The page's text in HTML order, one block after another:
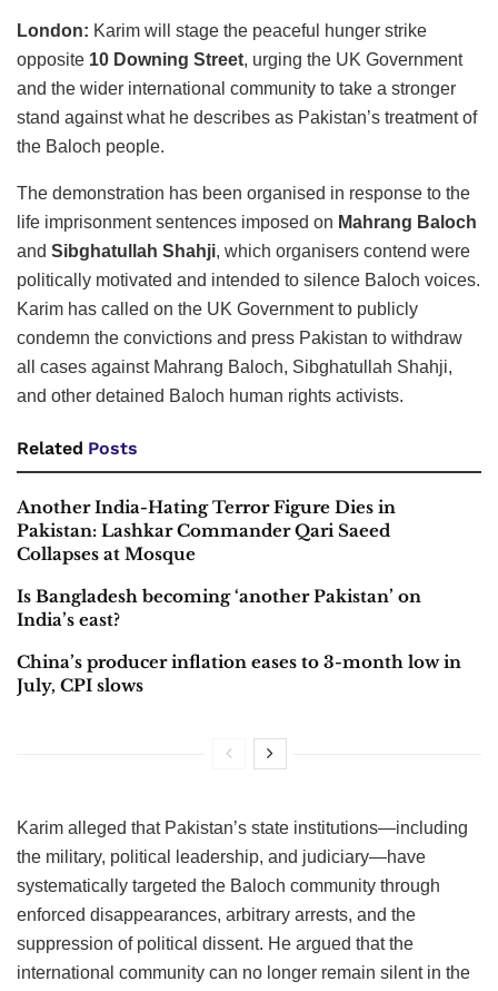
London: Karim will stage the peaceful hunger strike
opposite 10 Downing Street, urging the UK Government
and the wider international community to take a stronger
stand against what he describes as Pakistan’s treatment of
the Baloch people.
The demonstration has been organised in response to the
life imprisonment sentences imposed on Mahrang Baloch
and Sibghatullah Shahji, which organisers contend were
politically motivated and intended to silence Baloch voices.
Karim has called on the UK Government to publicly
condemn the convictions and press Pakistan to withdraw
all cases against Mahrang Baloch, Sibghatullah Shahji,
and other detained Baloch human rights activists.
Related Posts
Another India-Hating Terror Figure Dies in
Pakistan: Lashkar Commander Qari Saeed
Collapses at Mosque
Is Bangladesh becoming ‘another Pakistan’ on
India’s east?
China’s producer inflation eases to 3-month low in
July, CPI slows
Karim alleged that Pakistan’s state institutions—including
the military, political leadership, and judiciary—have
systematically targeted the Baloch community through
enforced disappearances, arbitrary arrests, and the
suppression of political dissent. He argued that the
international community can no longer remain silent in the